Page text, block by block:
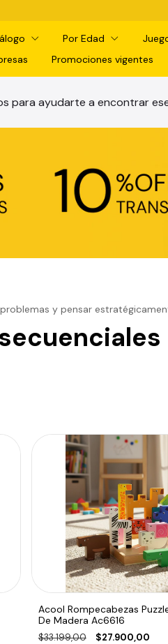
Por Edad
Promociones vigentes
para ayudarte a encontrar
y pensar
Acool Rompecabezas
De Madera Ac6616
$33.199,00 $27.900,00